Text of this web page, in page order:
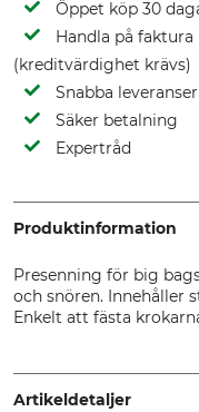
Öppet köp 30
Handla på faktura
(kreditvärdighet krävs)
Snabba leveranser
Säker betalning
Expertråd
Produktinformation
Presenning för big
och snören. Innehåller
Enkelt att fästa
Artikeldetaljer